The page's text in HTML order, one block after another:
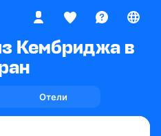
Кембриджа в
Отели